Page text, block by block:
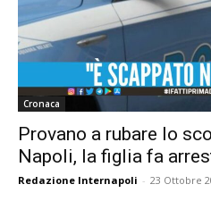
Cronaca
Provano a rubare lo
Napoli, la figlia fa
Redazione Internapoli - 23 Ottobre